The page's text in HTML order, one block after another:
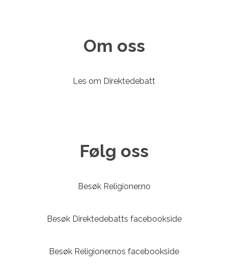
Om oss
Les om Direktedebatt
Følg oss
Besøk Religioner.no
Besøk Direktedebatts facebookside
Besøk Religioner.nos facebookside